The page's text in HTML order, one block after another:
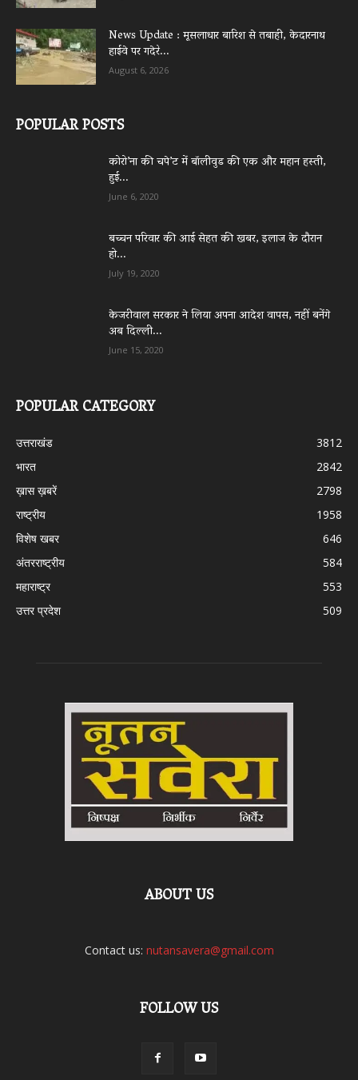
News Update : मूसलाधार बारिश से तबाही, केदारनाथ
हाईवे पर गदेरे...
August 6, 2026
POPULAR POSTS
कोरो’ना की चपे’ट में बॉलीवुड की एक और महान हस्ती,
हुई...
June 6, 2020
बच्चन परिवार की आई सेहत की खबर, इलाज के दौरान
हो...
July 19, 2020
केजरीवाल सरकार ने लिया अपना आदेश वापस, नहीं बनेंगे
अब दिल्ली...
June 15, 2020
POPULAR CATEGORY
उत्तराखंड
3812
भारत
2842
ख़ास ख़बरें
2798
राष्ट्रीय
1958
विशेष खबर
646
अंतरराष्ट्रीय
584
महाराष्ट्र
553
उत्तर प्रदेश
509
ABOUT US
Contact us: nutansavera@gmail.com
FOLLOW US